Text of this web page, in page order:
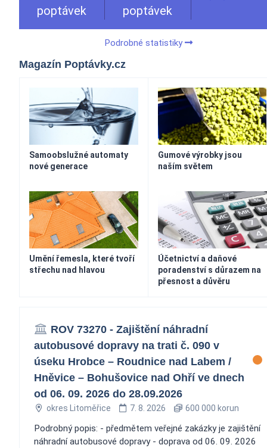
poptávek poptávek
Podrobné statistiky
Magazín Poptávky.cz
Samoobslužné automaty
nové generace
Gumové výrobky jsou
naším světem
Umění řemesla, které tvoří
střechu nad hlavou
Účetnictví a daňové
poradenství s důrazem na
přesnost a důvěru
ROV 73270 - Zajištění náhradní
autobusové dopravy na trati č. 090 v
úseku Hrobce – Roudnice nad Labem /
Hněvice – Bohušovice nad Ohří ve dnech
od 06. 09. 2026 do 28.09.2026
okres Litoměřice 7. 8. 2026 600 000 korun
Podrobný popis: - předmětem veřejné zakázky je zajištění
náhradní autobusové dopravy - doprava od 06. 09. 2026